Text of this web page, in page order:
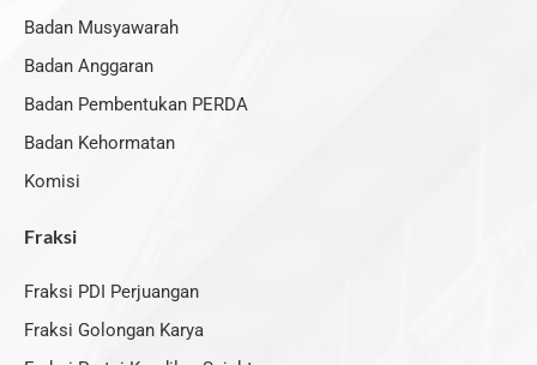
Badan Musyawarah
Badan Anggaran
Badan Pembentukan PERDA
Badan Kehormatan
Komisi
Fraksi
Fraksi PDI Perjuangan
Fraksi Golongan Karya